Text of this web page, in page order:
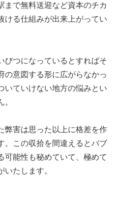
まで無料送迎など資本のチカ
ける仕組みが出来上がってい
びつになっているとすればそ
の意図する形に広がらなかっ
いていけない地方の悩みとい
弊害は思った以上に格差を作
。この収拾を間違えるとバブ
可能性も秘めていて、極めて
いたします。